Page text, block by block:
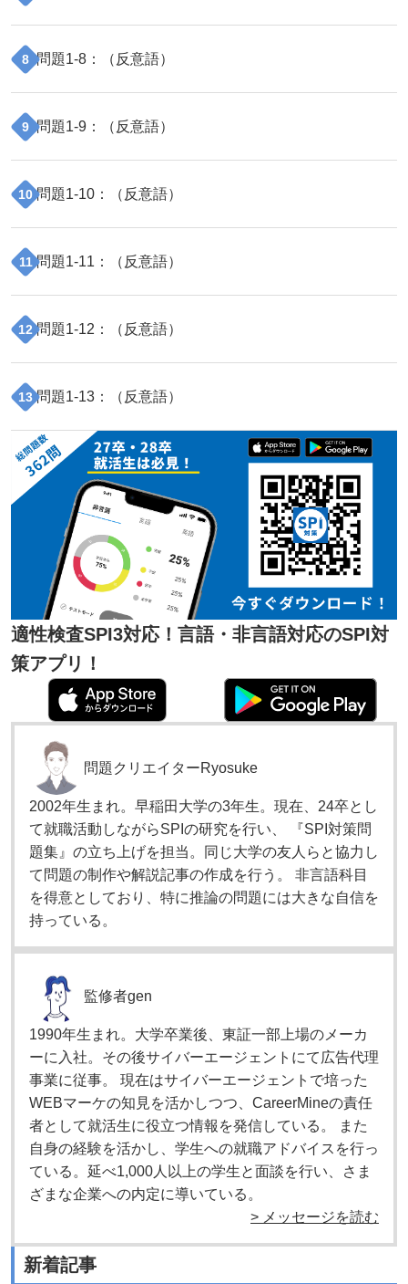
8 問題1-8 ：（ 反意語）
9 問題1-9 ：（ 反意語）
10 問題1-10 ：（ 反意語）
11 問題1-11 ：（ 反意語）
12 問題1-12 ：（ 反意語）
13 問題1-13 ：（ 反意語）
適性検査SPI3対応！言語・非言語対応のSPI対
策アプリ！
問題クリエイターRyosuke
2002年生まれ。早稲田大学の3年生。現在、24卒とし
て就職活動しながらSPIの研究を行い、 『SPI対策問
題集』の立ち上げを担当。同じ大学の友人らと協力し
て問題の制作や解説記事の作成を行う。 非言語科目
を得意としており、特に推論の問題には大きな自信を
持っている。
監修者gen
1990年生まれ。大学卒業後、東証一部上場のメーカ
ーに入社。その後サイバーエージェントにて広告代理
事業に従事。 現在はサイバーエージェントで培った
WEBマーケの知見を活かしつつ、CareerMineの責任
者として就活生に役立つ情報を発信している。 また
自身の経験を活かし、学生への就職アドバイスを行っ
ている。延べ1,000人以上の学生と面談を行い、さま
ざまな企業への内定に導いている。
> メッセージを読む
新着記事